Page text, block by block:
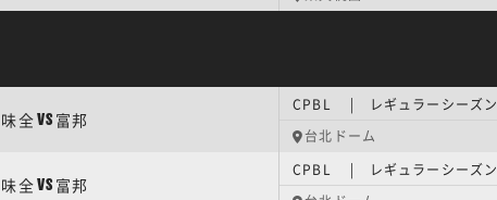
味全VS 富邦
CPBL | レギュラーシーズン
台北ドーム
味全VS 富邦
CPBL | レギュラーシーズン